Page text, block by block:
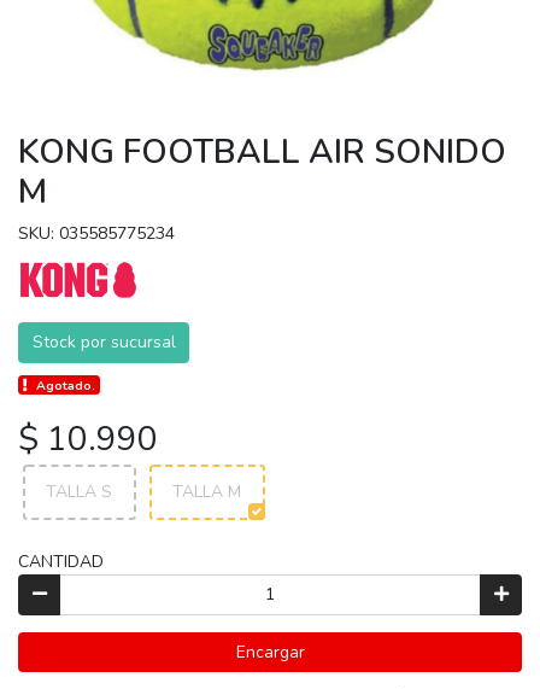
KONG FOOTBALL AIR SONIDO
M
SKU: 035585775234
Stock por sucursal
Agotado.
$ 10.990
TALLA S TALLA M
CANTIDAD
Encargar